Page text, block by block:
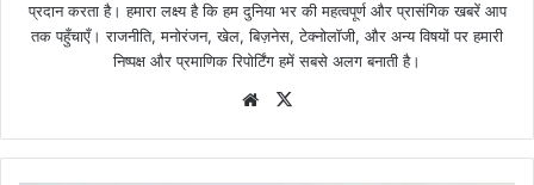
प्रदान करता है। हमारा लक्ष्य है कि हम दुनिया भर की महत्वपूर्ण और प्रासंगिक खबरें आप
तक पहुँचाएँ। राजनीति, मनोरंजन, खेल, बिज़नेस, टेक्नोलॉजी, और अन्य विषयों पर हमारी
निष्पक्ष और प्रमाणिक रिपोर्टिंग हमें सबसे अलग बनाती है।
Website